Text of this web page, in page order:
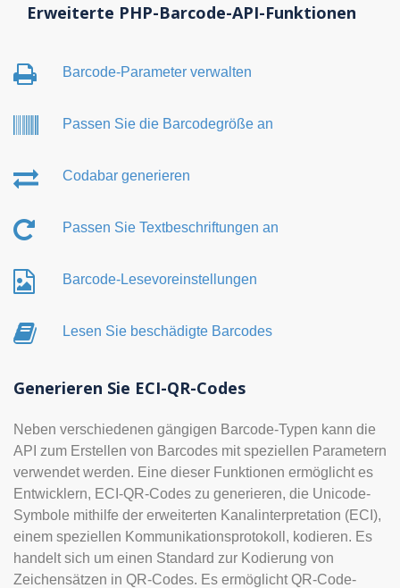
Erweiterte PHP-Barcode-API-Funktionen
Barcode-Parameter verwalten
Passen Sie die Barcodegröße an
Codabar generieren
Passen Sie Textbeschriftungen an
Barcode-Lesevoreinstellungen
Lesen Sie beschädigte Barcodes
Generieren Sie ECI-QR-Codes
Neben verschiedenen gängigen Barcode-Typen kann die
API zum Erstellen von Barcodes mit speziellen Parametern
verwendet werden. Eine dieser Funktionen ermöglicht es
Entwicklern, ECI-QR-Codes zu generieren, die Unicode-
Symbole mithilfe der erweiterten Kanalinterpretation (ECI),
einem speziellen Kommunikationsprotokoll, kodieren. Es
handelt sich um einen Standard zur Kodierung von
Zeichensätzen in QR-Codes. Es ermöglicht QR-Code-